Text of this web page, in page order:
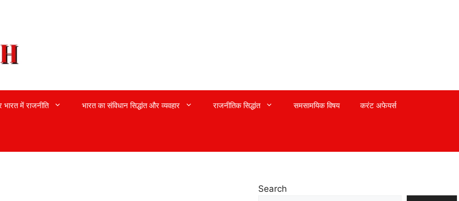
भारत में राजनीति भारत का संविधान सिद्धांत और व्यवहार राजनीतिक सिद्धांत समसामयिक विषय करंट अफेयर्स
Search